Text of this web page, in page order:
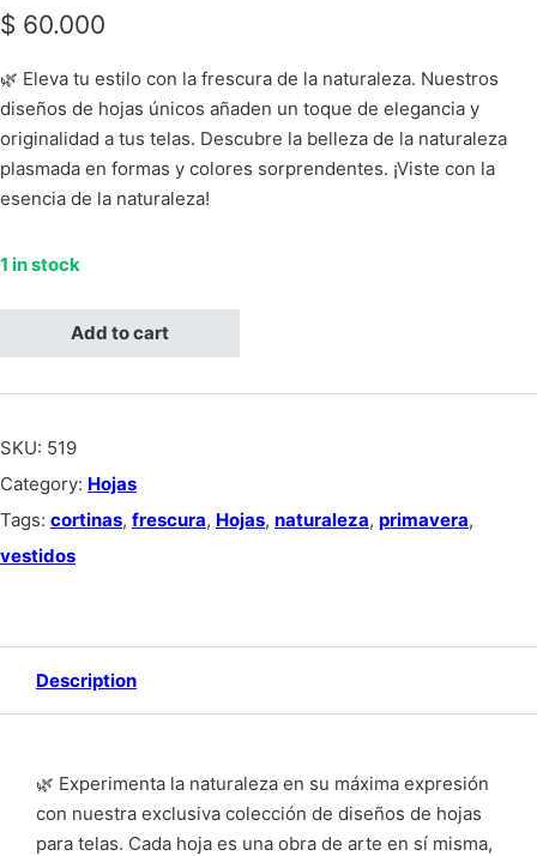
$ 60.000
🌿 Eleva tu estilo con la frescura de la naturaleza. Nuestros
diseños de hojas únicos añaden un toque de elegancia y
originalidad a tus telas. Descubre la belleza de la naturaleza
plasmada en formas y colores sorprendentes. ¡Viste con la
esencia de la naturaleza!
1 in stock
Hojas blancas con delineado degradado ocre y beige, fondo
Add to cart
SKU: 519
Category: Hojas
Tags: cortinas, frescura, Hojas, naturaleza, primavera,
vestidos
Description
🌿 Experimenta la naturaleza en su máxima expresión
con nuestra exclusiva colección de diseños de hojas
para telas. Cada hoja es una obra de arte en sí misma,